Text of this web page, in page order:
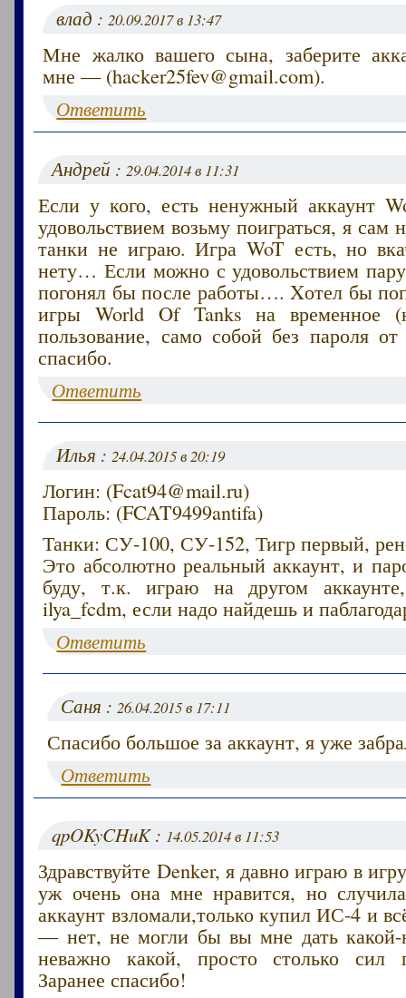
влад :20.09.2017 в 13:47
Мне жалко вашего сына, заберите
мне — (hacker25fev@gmail.com).
Ответить
Андрей :29.04.2014 в 11:31
Если у кого, есть ненужный аккаунт
удовольствием возьму поиграться, я сам
танки не играю. Игра WoT есть, но
нету… Если можно с удовольствием
погонял бы после работы…. Xотел бы
игры World Of Tanks на временное
пользование, само собой без пароля
спасибо.
Ответить
Илья :24.04.2015 в 20:19
Логин: (Fcat94@mail.ru)
Пароль: (FCAT9499antifa)
Танки: СУ-100, СУ-152, Тигр первый,
Это абсолютно реальный аккаунт, и
буду, т.к. играю на другом
ilya_fcdm, если надо найдешь и
Ответить
Саня :26.04.2015 в 17:11
Спасибо большое за аккаунт, я уже
Ответить
qpOKyCHuK : 14.05.2014 в 11:53
Здравствуйте Denker, я давно играю в
уж очень она мне нравится, но
аккаунт взломали,только купил ИС-4 и
— нет, не могли бы вы мне дать какой-
неважно какой, просто столько сил
Заранее спасибо!